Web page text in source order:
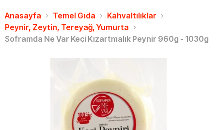
Anasayfa Temel Gıda
Kahvaltılıklar
Peynir, Zeytin, Tereyağ, Yumurta
Soframda Ne Var Keçi Kızartmalık Peynir 960g - 1030g